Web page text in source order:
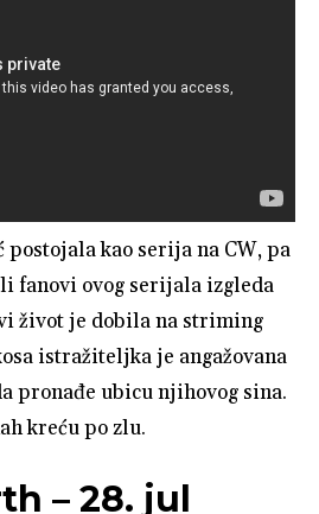
postojala kao serija na CW, pa
fanovi ovog serijala izgleda
život je dobila na striming
istražiteljka je angažovana
pronađe ubicu njihovog sina.
kreću po zlu.
– 28. jul